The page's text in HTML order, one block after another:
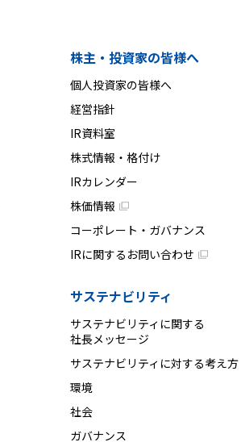
株主・投資家の皆様へ
個人投資家の皆様へ
経営指針
IR資料室
株式情報・格付け
IRカレンダー
株価情報
コーポレート・ガバナンス
IRに関するお問い合わせ
サステナビリティ
サステナビリティに関する
社長メッセージ
サステナビリティに対する考え方
環境
社会
ガバナンス